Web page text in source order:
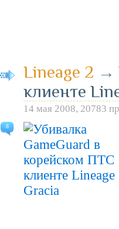
8
Lineage 2 →
клиенте
14 мая 2008, 20783